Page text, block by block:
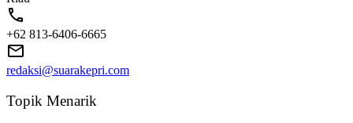
+62 813-6406-6665
redaksi@suarakepri.com
Topik Menarik